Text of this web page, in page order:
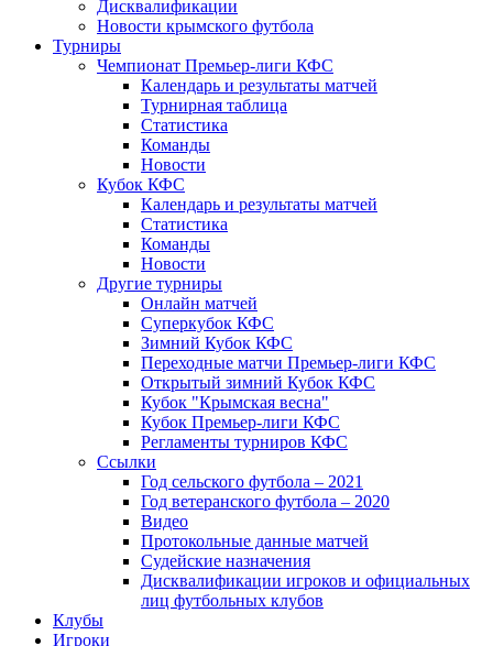
Дисквалификации
Новости крымского футбола
Турниры
Чемпионат Премьер-лиги КФС
Календарь и результаты матчей
Турнирная таблица
Статистика
Команды
Новости
Кубок КФС
Календарь и результаты матчей
Статистика
Команды
Новости
Другие турниры
Онлайн матчей
Суперкубок КФС
Зимний Кубок КФС
Переходные матчи Премьер-лиги КФС
Открытый зимний Кубок КФС
Кубок "Крымская весна"
Кубок Премьер-лиги КФС
Регламенты турниров КФС
Ссылки
Год сельского футбола – 2021
Год ветеранского футбола – 2020
Видео
Протокольные данные матчей
Судейские назначения
Дисквалификации игроков и официальных
лиц футбольных клубов
Клубы
Игроки